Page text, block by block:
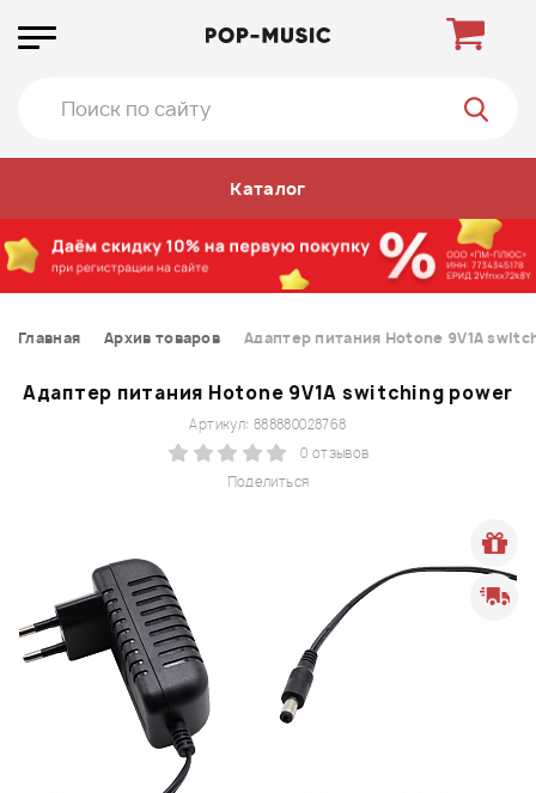
Каталог
Главная Архив товаров Адаптер питания Hotone 9V1A
Адаптер питания Hotone 9V1A switching power
Поделиться
Артикул: 888880028768
0 отзывов